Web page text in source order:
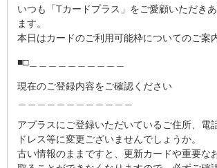
いつも「Tカードプラス」をご愛顧いただき
ます。
本日はカードのご利用可能枠についてのご案
■□＿＿＿＿＿＿＿＿＿＿
現在のご登録内容をご確認ください
アプラスにご登録いただいているご住所、電
ドレス等に変更ございませんでしょうか。
古い情報のままですと、更新カードや重要な